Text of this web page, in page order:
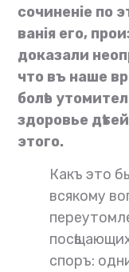
сочиненіе по
ванія его,
доказали
что въ наше
болѣе
здоровье
этого.
Какъ это
всякому
споръ: